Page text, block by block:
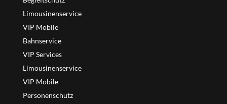
Limousinenservice
VIP Mobile
Bahnservice
VIP Services
Limousinenservice
VIP Mobile
Personenschutz